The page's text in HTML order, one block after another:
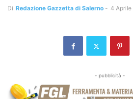
Di Redazione Gazzetta di Salerno - 4 Aprile
- pubblicità -